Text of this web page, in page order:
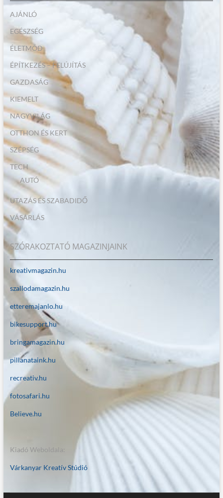
AJÁNLÓ
EGÉSZSÉG
ÉLETMÓD
ÉPÍTKEZÉS – FELÚJÍTÁS
GAZDASÁG
KIEMELT
NAGYVILÁG
OTTHON ÉS KERT
SZÉPSÉG
TECH
AUTÓ
UTAZÁS ÉS SZABADIDŐ
VÁSÁRLÁS
SZÓRAKOZTATÓ MAGAZINJAINK
kreativmagazin.hu
szallodamagazin.hu
etteremajanlo.hu
bikesupport.hu
bringamagazin.hu
pillanataink.hu
recreativ.hu
fotosafari.hu
Believe.hu
Kiadó Weboldala:
Várkanyar Kreatív Stúdió